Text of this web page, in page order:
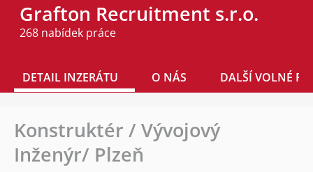
Grafton Recruitment s.r.o.
268 nabídek práce
DETAIL INZERÁTU O NÁS DALŠÍ VOLNÉ
Konstruktér / Vývojový
Inženýr/ Plzeň